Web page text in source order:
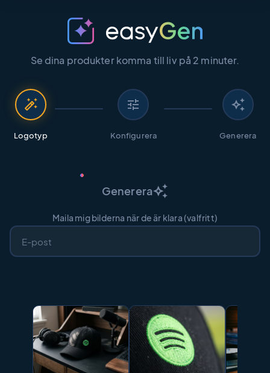
Se dina produkter komma till liv på 2 minuter.
auto_fix_high
Logotyp
tune
Konfigurera
auto_awesome
Generera
Genereraauto_awesome
Maila mig bilderna när de är klara (valfritt)